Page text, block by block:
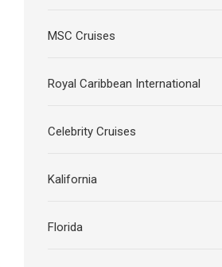
MSC Cruises
Royal Caribbean International
Celebrity Cruises
Kalifornia
Florida